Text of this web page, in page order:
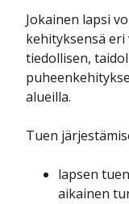
Jokainen lapsi
kehityksensä eri
tiedollisen,
alueilla.
Tuen
lapsen
aikainen